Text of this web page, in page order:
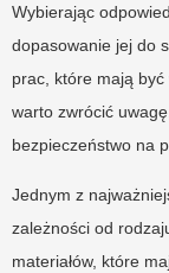
Wybierając
dopasowanie jej do
prac, które mają
warto zwrócić
bezpieczeństwo na
Jednym z
zależności od
materiałów, które